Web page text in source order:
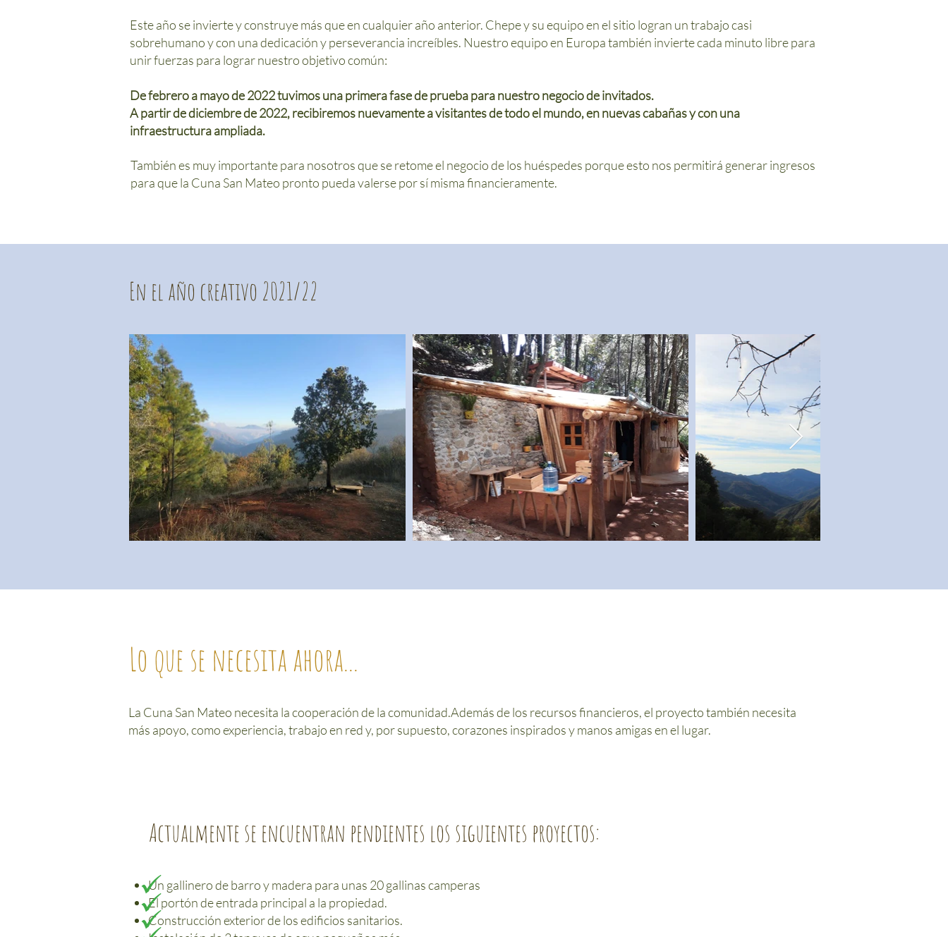
Este año se invierte y construye más que en cualquier año anterior. Chepe y su equipo en el sitio logran un trabajo casi
sobrehumano y con una dedicación y perseverancia increíbles. Nuestro equipo en Europa también invierte cada minuto libre para
unir fuerzas para lograr nuestro objetivo común:
De febrero a mayo de 2022 tuvimos una primera fase de prueba para nuestro negocio de invitados.
A partir de diciembre de 2022, recibiremos nuevamente a visitantes de todo el mundo, en nuevas cabañas y con una
infraestructura ampliada.
También es muy importante para nosotros que se retome el negocio de los huéspedes porque esto nos permitirá generar ingresos
para que la Cuna San Mateo pronto pueda valerse por sí misma financieramente.
En el año creativo 2021/22
Lo que se necesita ahora...
La Cuna San Mateo necesita la cooperación de la comunidad.Además de los recursos financieros, el proyecto también necesita
más apoyo, como experiencia, trabajo en red y, por supuesto, corazones inspirados y manos amigas en el lugar.
Actualmente se encuentran pendientes los siguientes proyectos:
Un gallinero de barro y madera para unas 20 gallinas camperas
El portón de entrada principal a la propiedad.
Construcción exterior de los edificios sanitarios.